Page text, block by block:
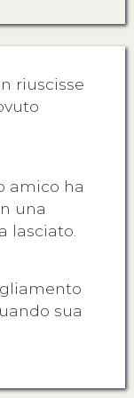
riuscisse
amico ha
una
lasciato.
sua